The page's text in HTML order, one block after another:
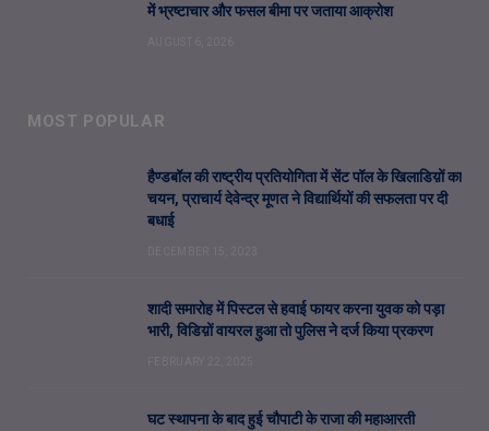
में भ्रष्टाचार और फसल बीमा पर जताया आक्रोश
MOST POPULAR
हैण्डबॉल की राष्ट्रीय प्रतियोगिता में सेंट पॉल के खिलाडिय़ों का
चयन, प्राचार्य देवेन्द्र मूणत ने विद्यार्थियों की सफलता पर दी
बधाई
शादी समारोह में पिस्टल से हवाई फायर करना युवक को पड़ा
भारी, विडिय़ों वायरल हुआ तो पुलिस ने दर्ज किया प्रकरण
घट स्थापना के बाद हुई चौपाटी के राजा की महाआरती